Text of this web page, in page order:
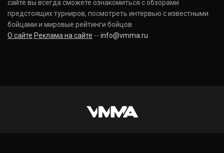
сайте вы всегда сможете ознакомиться с обзорами
предстоящих турниров, посмотреть интервью с известными
бойцами и мировые рейтинги бойцов.
О сайте Реклама на сайте -- info@vmma.ru